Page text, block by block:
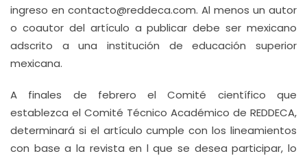
ingreso en contacto@reddeca.com. Al menos un autor
o coautor del artículo a publicar debe ser mexicano
adscrito a una institución de educación superior
mexicana.
A finales de febrero el Comité científico que
establezca el Comité Técnico Académico de REDDECA,
determinará si el artículo cumple con los lineamientos
con base a la revista en l que se desea participar, lo